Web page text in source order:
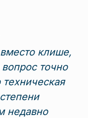
клише,
точно
недавно